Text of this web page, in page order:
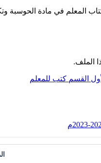
في مادة الحوسبة
الملف.
القسم كتب للمعلم